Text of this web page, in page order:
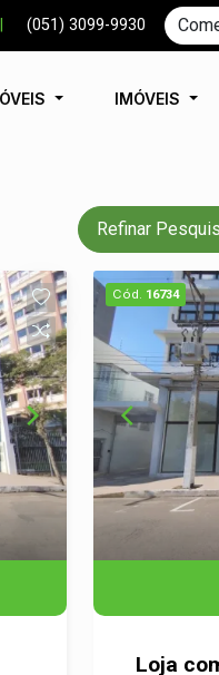
(051) 3099-9930
IMÓVEIS
Refinar
Cód. 16734
Loja